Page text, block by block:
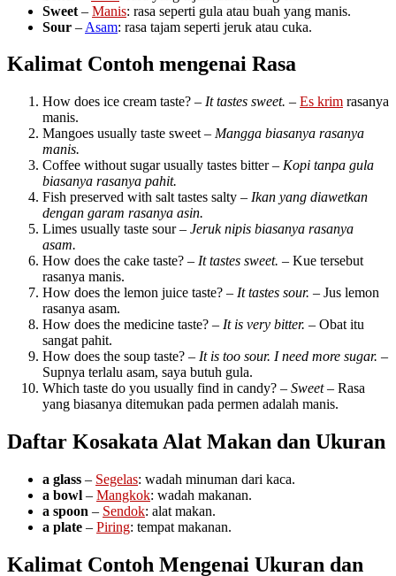
Sweet – Manis: rasa seperti gula atau buah yang manis.
Sour – Asam: rasa tajam seperti jeruk atau cuka.
Kalimat Contoh mengenai Rasa
How does ice cream taste? – It tastes sweet. – Es krim rasanya
manis.
Mangoes usually taste sweet – Mangga biasanya rasanya
manis.
Coffee without sugar usually tastes bitter – Kopi tanpa gula
biasanya rasanya pahit.
Fish preserved with salt tastes salty – Ikan yang diawetkan
dengan garam rasanya asin.
Limes usually taste sour – Jeruk nipis biasanya rasanya
asam.
How does the cake taste? – It tastes sweet. – Kue tersebut
rasanya manis.
How does the lemon juice taste? – It tastes sour. – Jus lemon
rasanya asam.
How does the medicine taste? – It is very bitter. – Obat itu
sangat pahit.
How does the soup taste? – It is too sour. I need more sugar. –
Supnya terlalu asam, saya butuh gula.
Which taste do you usually find in candy? – Sweet– Rasa
yang biasanya ditemukan pada permen adalah manis.
Daftar Kosakata Alat Makan dan Ukuran
a glass – Segelas: wadah minuman dari kaca.
a bowl – Mangkok: wadah makanan.
a spoon – Sendok: alat makan.
a plate – Piring: tempat makanan.
Kalimat Contoh Mengenai Ukuran dan